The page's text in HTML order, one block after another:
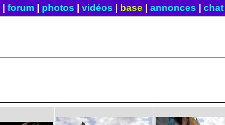
forum photos vidéos base annonces chat|